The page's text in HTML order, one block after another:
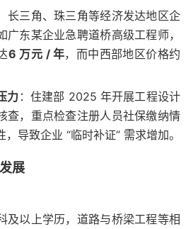
长三角、珠三角等经济发达地区企
广东某企业急聘道桥高级工程师，
6 万元 / 年，而中西部地区价格约
力 ：住建部 2025 年开展工程设计
查，重点检查注册人员社保缴纳情
导致企业 “临时补证” 需求增加。
展
及以上学历，道路与桥梁工程等相